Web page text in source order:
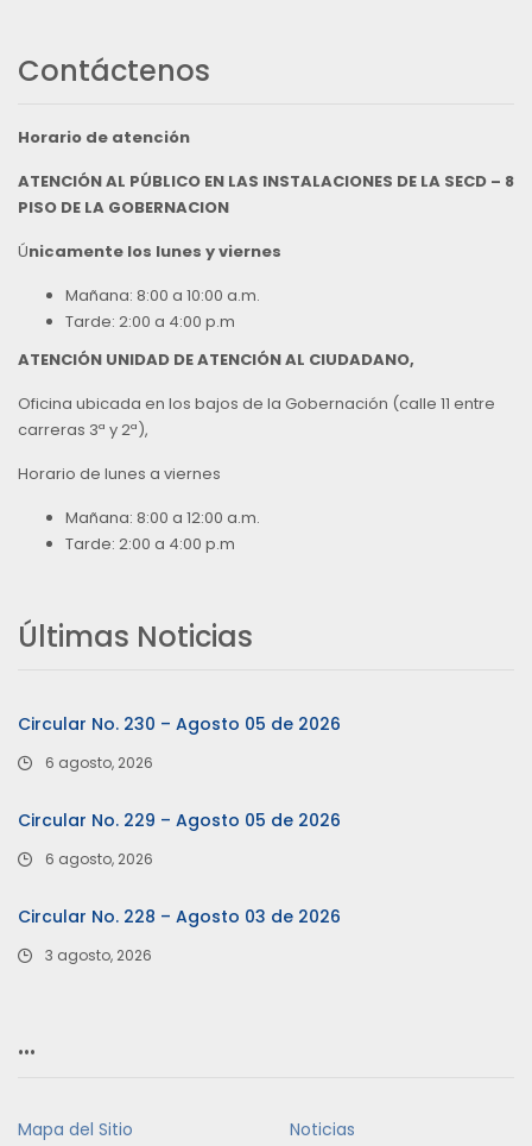
Contáctenos
Horario de atención
ATENCIÓN AL PÚBLICO EN LAS INSTALACIONES DE LA SECD – 8
PISO DE LA GOBERNACION
Únicamente los lunes y viernes
Mañana: 8:00 a 10:00 a.m.
Tarde: 2:00 a 4:00 p.m
ATENCIÓN UNIDAD DE ATENCIÓN AL CIUDADANO,
Oficina ubicada en los bajos de la Gobernación (calle 11 entre
carreras 3ª y 2ª),
Horario de lunes a viernes
Mañana: 8:00 a 12:00 a.m.
Tarde: 2:00 a 4:00 p.m
Últimas Noticias
Circular No. 230 – Agosto 05 de 2026
6 agosto, 2026
Circular No. 229 – Agosto 05 de 2026
6 agosto, 2026
Circular No. 228 – Agosto 03 de 2026
3 agosto, 2026
…
Mapa del Sitio Noticias